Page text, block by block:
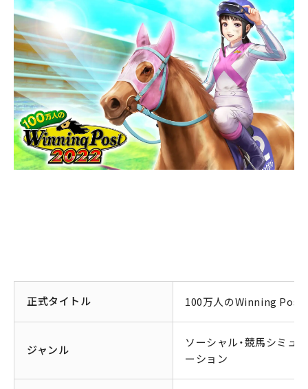
正式タイトル 100万人のWinning Post
ジャンル
ソーシャル・競馬シミュ
ーション